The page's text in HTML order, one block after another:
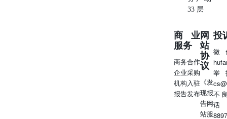
33 层
商业
服务
商务合作
企业采购
机构入驻
报告发布
网
站
协
议
《发
现报
告网
站服
投
微
举
不